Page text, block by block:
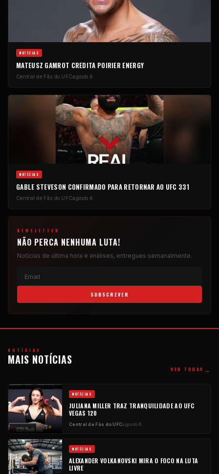
NOTÍCIAS
MATEUSZ GAMROT CREDITA POIRIER ENERGY
Central de Fãs do UFCagosto 6
NOTÍCIAS
GABLE STEVESON CONFIRMADO PARA RETORNAR AO UFC 331
Central de Fãs do UFCagosto 6
NEWSLETTER
NÃO PERCA NENHUMA LUTA!
Notícias de última hora e análises, entregues semanalmente.
SUBSCREVER
NOTÍCIAS
MAIS NOTÍCIAS
VER TODAS →
NOTÍCIAS
JULIANA MILLER TRAZ TRANQUILIDADE AO UFC
VEGAS 120
Central de Fãs do UFCagosto 6
NOTÍCIAS
ALEXANDER VOLKANOVSKI MIRA O FOCO NA LUTA
LIVRE